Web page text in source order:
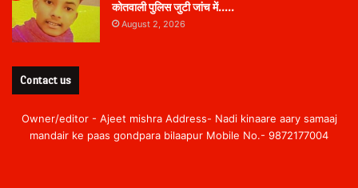
कोतवाली पुलिस जुटी जांच में…..
August 2, 2026
Contact us
Owner/editor - Ajeet mishra Address- Nadi kinaare aary samaaj
mandair ke paas gondpara bilaapur Mobile No.- 9872177004